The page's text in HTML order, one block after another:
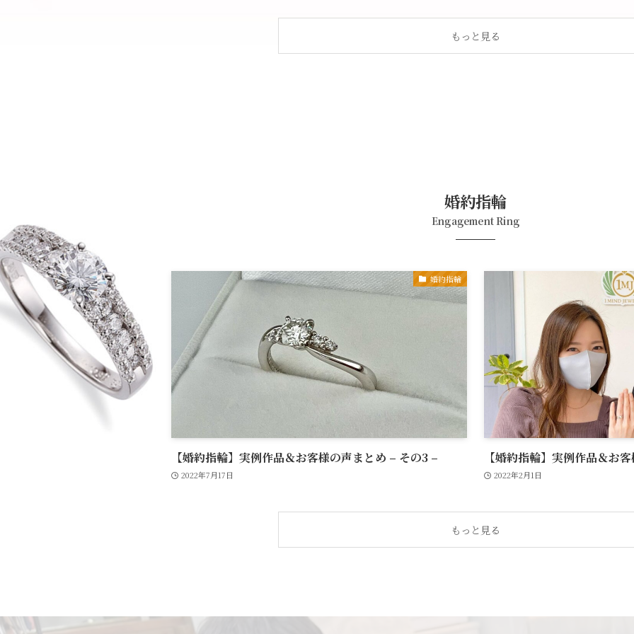
もっと見る
婚約指輪
Engagement Ring
婚約指輪
【婚約指輪】実例作品＆お客様の声まとめ – その3 –
2022年7月17日
【婚約指輪】実例作品＆お
2022年2月1日
もっと見る